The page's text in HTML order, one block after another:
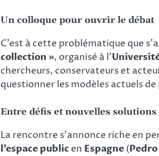
Un colloque pour ouvrir le débat
C’est à cette problématique que
collection », organisé à l’
chercheurs, conservateurs et
questionner les modèles actuels
Entre défis et nouvelles solutions
La rencontre s’annonce riche en
l’espace public en Espagne(